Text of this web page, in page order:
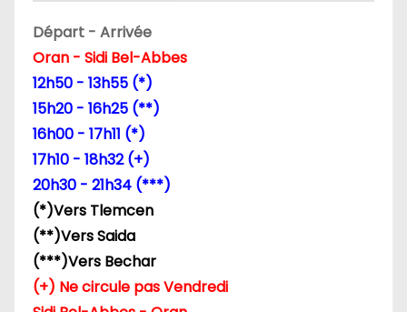
d
e
a
r
t
Départ - Arrivée
Oran - Sidi Bel-Abbes
12h50 - 13h55 (*)
15h20 - 16h25 (**)
16h00 - 17h11 (*)
17h10 - 18h32 (+)
20h30 - 21h34 (***)
(*)Vers Tlemcen
(**)Vers Saida
(***)Vers Bechar
(+) Ne circule pas Vendredi